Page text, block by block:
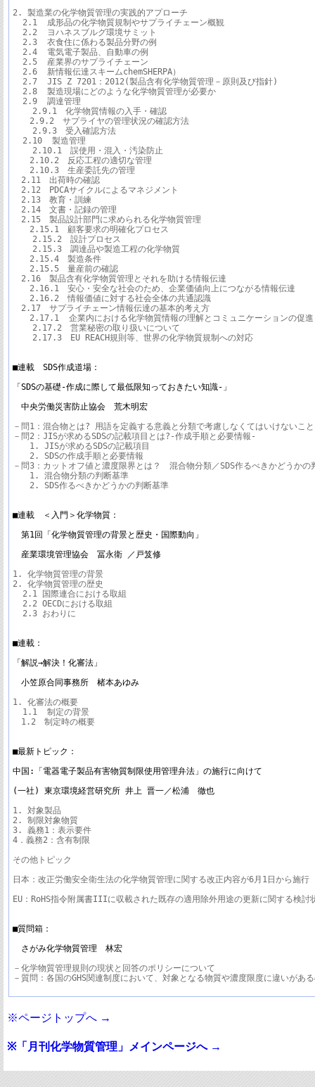
2. 製造業の化学物質管理の実践的アプローチ
  2.1  成形品の化学物質規制やサプライチェーン概観
  2.2  ヨハネスブルグ環境サミット
  2.3  衣食住に係わる製品分野の例
  2.4  電気電子製品、自動車の例
  2.5  産業界のサプライチェーン
  2.6  新情報伝達スキームchemSHERPA）
  2.7  JIS Z 7201：2012(製品含有化学物質管理－原則及び指針)
  2.8  製造現場にどのような化学物質管理が必要か
  2.9  調達管理
    2.9.1　化学物質情報の入手・確認
2.9.2　サプライヤの管理状況の確認方法
    2.9.3　受入確認方法
  2.10  製造管理
    2.10.1　誤使用・混入・汚染防止
2.10.2　反応工程の適切な管理
2.10.3　生産委託先の管理
2.11　出荷時の確認
2.12　PDCAサイクルによるマネジメント
2.13　教育・訓練
2.14　文書・記録の管理
2.15　製品設計部門に求められる化学物質管理
2.15.1　顧客要求の明確化プロセス
    2.15.2　設計プロセス
    2.15.3　調達品や製造工程の化学物質
2.15.4　製造条件
2.15.5　量産前の確認
2.16　製品含有化学物質管理とそれを助ける情報伝達
2.16.1　安心・安全な社会のため、企業価値向上につながる情報伝達
2.16.2　情報価値に対する社会全体の共通認識
2.17　サプライチェーン情報伝達の基本的考え方
2.17.1  企業内における化学物質情報の理解とコミュニケーションの促進
    2.17.2　営業秘密の取り扱いについて
    2.17.3　EU REACH規則等、世界の化学物質規制への対応
■連載　SDS作成道場：
「SDSの基礎-作成に際して最低限知っておきたい知識-」
中央労働災害防止協会　荒木明宏
－問1：混合物とは? 用語を定義する意義と分類で考慮しなくてはいけないこと
－問2：JISが求めるSDSの記載項目とは?-作成手順と必要情報-
1. JISが求めるSDSの記載項目
2. SDSの作成手順と必要情報
－問3：カットオフ値と濃度限界とは？　混合物分類／SDS作るべきかどうかの
1. 混合物分類の判断基準
2. SDS作るべきかどうかの判断基準
■連載　＜入門＞化学物質：
第1回「化学物質管理の背景と歴史・国際動向」
産業環境管理協会　冨永衛 ／戸笈修
1. 化学物質管理の背景
2. 化学物質管理の歴史
  2.1 国際連合における取組
  2.2 OECDにおける取組
  2.3 おわりに
■連載：
「解説→解決！化審法」
小笠原合同事務所　楮本あゆみ
1. 化審法の概要
  1.1  制定の背景
1.2　制定時の概要
■最新トピック：
中国:「電器電子製品有害物質制限使用管理弁法」の施行に向けて
(一社) 東京環境経営研究所 井上 晋一／松浦　徹也
1. 対象製品
2. 制限対象物質
3. 義務1：表示要件
4．義務2：含有制限
その他トピック
日本：改正労働安全衛生法の化学物質管理に関する改正内容が6月1日から施行
EU：RoHS指令附属書IIIに収載された既存の適用除外用途の更新に関する検討
■質問箱：
さがみ化学物質管理　林宏
－化学物質管理規則の現状と回答のポリシーについて
※ページトップへ →
※「月刊化学物質管理」メインページへ →